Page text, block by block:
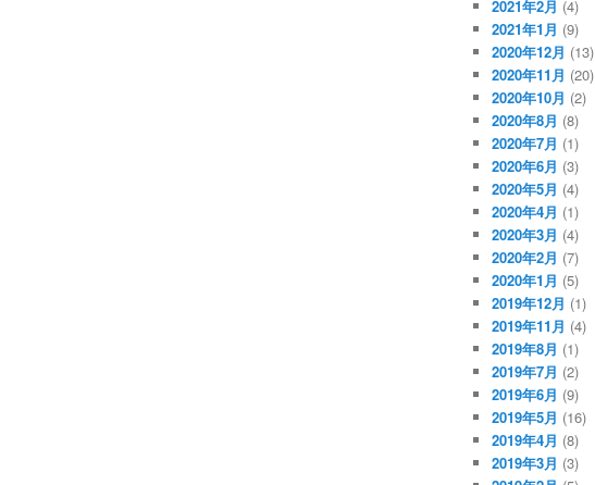
2021年2月 (4)
2021年1月 (9)
2020年12月 (13)
2020年11月 (20)
2020年10月 (2)
2020年8月 (8)
2020年7月 (1)
2020年6月 (3)
2020年5月 (4)
2020年4月 (1)
2020年3月 (4)
2020年2月 (7)
2020年1月 (5)
2019年12月 (1)
2019年11月 (4)
2019年8月 (1)
2019年7月 (2)
2019年6月 (9)
2019年5月 (16)
2019年4月 (8)
2019年3月 (3)